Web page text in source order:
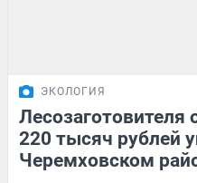
ЭКОЛОГИЯ
Лесозаготовителя
220 тысяч рублей
Черемховском